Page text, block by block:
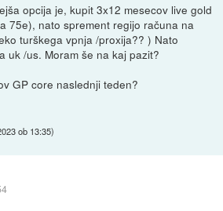
opcija je, kupit 3x12 mesecov live gold
75e), nato sprement regijo računa na
turškega vpnja /proxija?? ) Nato
uk /us. Moram še na kaj pazit?
GP core naslednji teden?
ob 13:35)